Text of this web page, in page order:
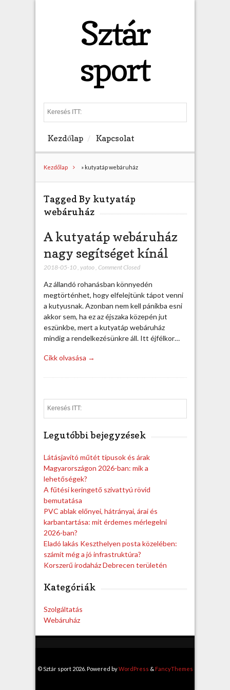
Sztár
sport
e
h
Kezdőlap Kapcsolat
Kezdőlap » kutyatáp webáruház
Tagged By kutyatáp
webáruház
A kutyatáp webáruház
nagy segítséget kínál
2018-05-10, yatoo, Comment Closed
Az állandó rohanásban könnyedén
megtörténhet, hogy elfelejtünk tápot venni
a kutyusnak. Azonban nem kell pánikba esni
akkor sem, ha ez az éjszaka közepén jut
eszünkbe, mert a kutyatáp webáruház
mindig a rendelkezésünkre áll. Itt éjfélkor…
Cikk olvasása →
e
Legutóbbi bejegyzések
Látásjavító műtét típusok és árak
Magyarországon 2026-ban: mik a
lehetőségek?
A fűtési keringető szivattyú rövid
bemutatása
PVC ablak előnyei, hátrányai, árai és
karbantartása: mit érdemes mérlegelni
2026-ban?
Eladó lakás Keszthelyen posta közelében:
számít még a jó infrastruktúra?
Korszerű irodaház Debrecen területén
Kategóriák
Szolgáltatás
Webáruház
© Sztár sport 2026. Powered byWordPress & FancyThemes